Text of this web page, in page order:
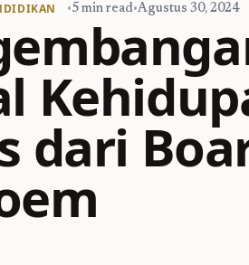
•5 min read•Agustus 30, 2024
dari